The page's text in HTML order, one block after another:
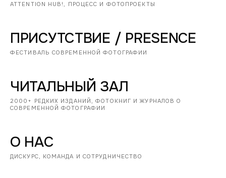
ATTENTION HUB!, ПРОЦЕСС И ФОТОПРОЕКТЫ
ПРИСУТСТВИЕ / PRESENCE
ФЕСТИВАЛЬ СОВРЕМЕННОЙ ФОТОГРАФИИ
ЧИТАЛЬНЫЙ ЗАЛ
2000+ РЕДКИХ ИЗДАНИЙ, ФОТОКНИГ И ЖУРНАЛОВ О
СОВРЕМЕННОЙ ФОТОГРАФИИ
О НАС
ДИСКУРС, КОМАНДА И СОТРУДНИЧЕСТВО